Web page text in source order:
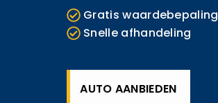
Gratis waardebepaling
Snelle afhandeling
AUTO AANBIEDEN